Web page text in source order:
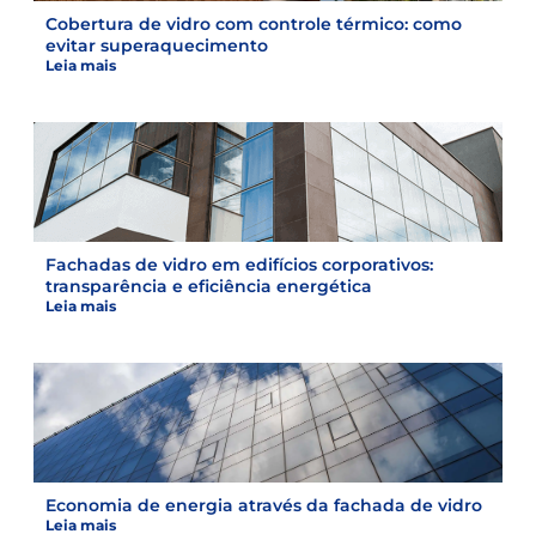
Cobertura de vidro com controle térmico: como
evitar superaquecimento
Leia mais
Fachadas de vidro em edifícios corporativos:
transparência e eficiência energética
Leia mais
Economia de energia através da fachada de vidro
Leia mais